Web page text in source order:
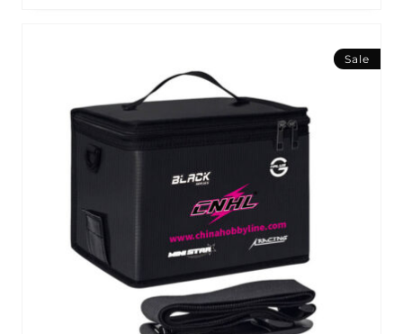
Sale